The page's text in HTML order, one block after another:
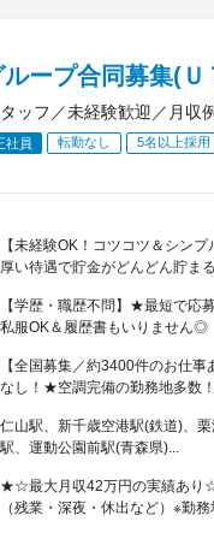
ープ合同募集(
ッフ／未経験歓迎／月収
社員 転勤なし 5名以上採用
【未経験OK！コツコツ＆シン
厚い待遇で貯金がどんどん貯ま
【学歴・職歴不問】★最短で応
私服OK＆履歴書もいりません◎
【全国募集／約3400件のお仕
なし！★空調完備の勤務地多数
仁山駅、新千歳空港駅(鉄道)、
駅、運動公園前駅(青森県)...
★☆最大月収42万円の実績あり
（残業・深夜・休出など）※勤